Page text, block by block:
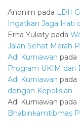
Anonim pada LDII
Ingatkan Jaga Hati
Erna Yuliaty pada
Jalan Sehat Merah
Adi Kurniawan pada
Program UKIM dari
Adi Kurniawan pada
dengan Kepolisian
Adi Kurniawan pada
Bhabinkamtibmas